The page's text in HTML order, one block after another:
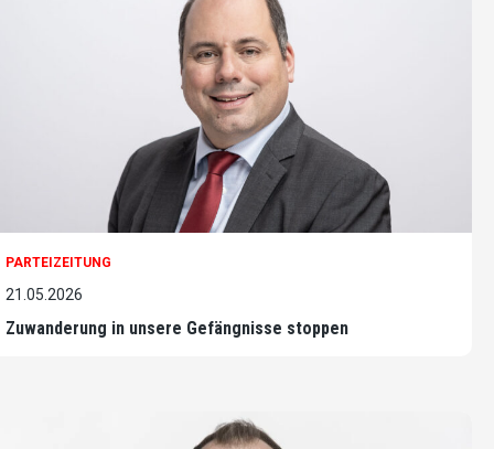
PARTEIZEITUNG
21.05.2026
Zuwanderung in unsere Gefängnisse stoppen